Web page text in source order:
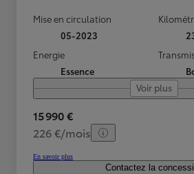
Mise en circulation
05-2023
Energie
Essence
Voir plus
15 990 €
226 €/mois
En savoir plus
Contactez la